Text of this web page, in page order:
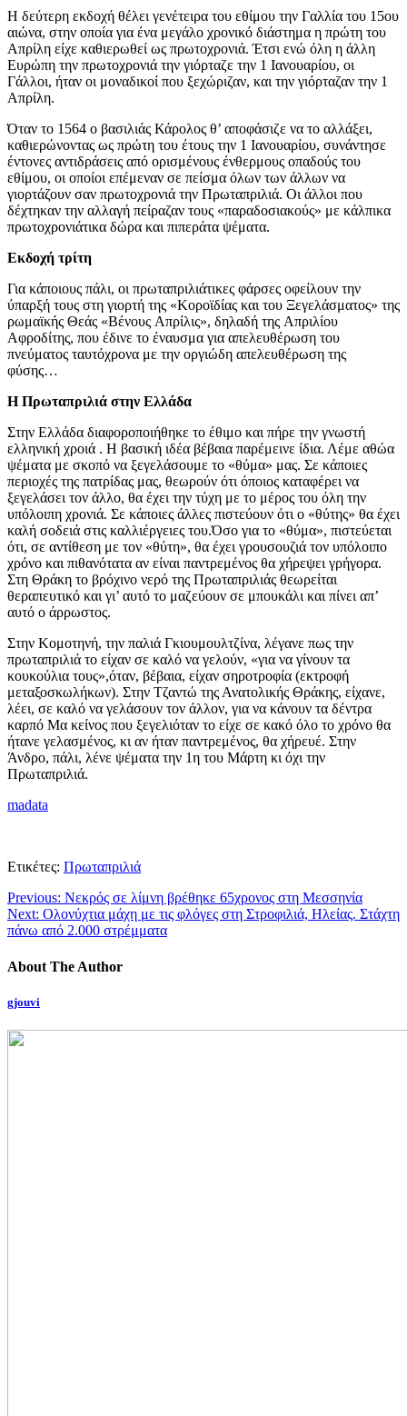
Η δεύτερη εκδοχή θέλει γενέτειρα του εθίμου την Γαλλία του 15ου
αιώνα, στην οποία για ένα μεγάλο χρονικό διάστημα η πρώτη του
Απρίλη είχε καθιερωθεί ως πρωτοχρονιά. Έτσι ενώ όλη η άλλη
Ευρώπη την πρωτοχρονιά την γιόρταζε την 1 Ιανουαρίου, οι
Γάλλοι, ήταν οι μοναδικοί που ξεχώριζαν, και την γιόρταζαν την 1
Απρίλη.
Όταν το 1564 ο βασιλιάς Κάρολος θ’ αποφάσιζε να το αλλάξει,
καθιερώνοντας ως πρώτη του έτους την 1 Ιανουαρίου, συνάντησε
έντονες αντιδράσεις από ορισμένους ένθερμους οπαδούς του
εθίμου, οι οποίοι επέμεναν σε πείσμα όλων των άλλων να
γιορτάζουν σαν πρωτοχρονιά την Πρωταπριλιά. Οι άλλοι που
δέχτηκαν την αλλαγή πείραζαν τους «παραδοσιακούς» με κάλπικα
πρωτοχρονιάτικα δώρα και πιπεράτα ψέματα.
Εκδοχή τρίτη
Για κάποιους πάλι, οι πρωταπριλιάτικες φάρσες οφείλουν την
ύπαρξή τους στη γιορτή της «Kοροϊδίας και του Ξεγελάσματος» της
ρωμαϊκής Θεάς «Bένους Aπρίλις», δηλαδή της Aπριλίου
Aφροδίτης, που έδινε το έναυσμα για απελευθέρωση του
πνεύματος ταυτόχρονα με την οργιώδη απελευθέρωση της
φύσης…
Η Πρωταπριλιά στην Ελλάδα
Στην Ελλάδα διαφοροποιήθηκε το έθιμο και πήρε την γνωστή
ελληνική χροιά . Η βασική ιδέα βέβαια παρέμεινε ίδια. Λέμε αθώα
ψέματα με σκοπό να ξεγελάσουμε το «θύμα» μας. Σε κάποιες
περιοχές της πατρίδας μας, θεωρούν ότι όποιος καταφέρει να
ξεγελάσει τον άλλο, θα έχει την τύχη με το μέρος του όλη την
υπόλοιπη χρονιά. Σε κάποιες άλλες πιστεύουν ότι ο «θύτης» θα έχει
καλή σοδειά στις καλλιέργειες του.Όσο για το «θύμα», πιστεύεται
ότι, σε αντίθεση με τον «θύτη», θα έχει γρουσουζιά τον υπόλοιπο
χρόνο και πιθανότατα αν είναι παντρεμένος θα χήρεψει γρήγορα.
Στη Θράκη το βρόχινο νερό της Πρωταπριλιάς θεωρείται
θεραπευτικό και γι’ αυτό το μαζεύουν σε μπουκάλι και πίνει απ’
αυτό ο άρρωστος.
Στην Κομοτηνή, την παλιά Γκιουμουλτζίνα, λέγανε πως την
πρωταπριλιά το είχαν σε καλό να γελούν, «για να γίνουν τα
κουκούλια τους»,όταν, βέβαια, είχαν σηροτροφία (εκτροφή
μεταξοσκωλήκων). Στην Τζαντώ της Ανατολικής Θράκης, είχανε,
λέει, σε καλό να γελάσουν τον άλλον, για να κάνουν τα δέντρα
καρπό Μα κείνος που ξεγελιόταν το είχε σε κακό όλο το χρόνο θα
ήτανε γελασμένος, κι αν ήταν παντρεμένος, θα χήρευέ. Στην
Άνδρο, πάλι, λένε ψέματα την 1η του Μάρτη κι όχι την
Πρωταπριλιά.
madata
Ετικέτες: Πρωταπριλιά
Previous: Νεκρός σε λίμνη βρέθηκε 65χρονος στη Μεσσηνία
Next: Ολονύχτια μάχη με τις φλόγες στη Στροφιλιά, Ηλείας. Στάχτη
πάνω από 2.000 στρέμματα
About The Author
gjouvi